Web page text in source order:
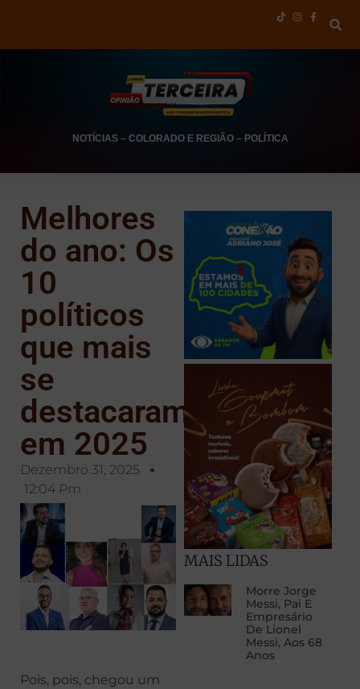
NOTÍCIAS– COLORADO E REGIÃO– POLÍTICA
Melhores
do ano: Os
10
políticos
que mais
se
destacaram
em 2025
Dezembro 31, 2025
12:04 Pm
Pois, pois, chegou um
MAIS LIDAS
Morre Jorge
Messi, Pai E
Empresário
De Lionel
Messi, Aos 68
Anos